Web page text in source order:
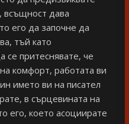
всъщност дава
его да започне да
тъй като
се притеснявате, че
комфорт, работата ви
името ви на писател
в сърцевината на
его, което асоциирате